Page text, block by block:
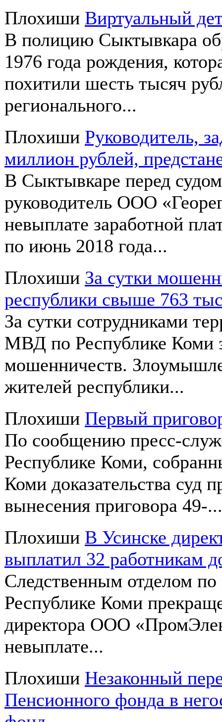
Плохиши Виртуальный
В полицию Сыктывкара
1976 года рождения,
похитили шесть тысяч
регионального...
Плохиши Руководитель,
миллион рублей,
В Сыктывкаре перед
руководитель ООО
невыплате заработной
по июнь 2018 года...
Плохиши За сутки
республики свыше 763
За сутки сотрудниками
МВД по Республике Коми
мошенничеств.
жителей республики...
Плохиши Первый
По сообщению пресс-
Республике Коми,
Коми доказательства суд
вынесения приговора 49-...
Плохиши В Усинске
выплатил 32 работникам
Следственным отделом
Республике Коми
директора ООО
невыплате...
Плохиши Незаконный
Пенсионного фонда в